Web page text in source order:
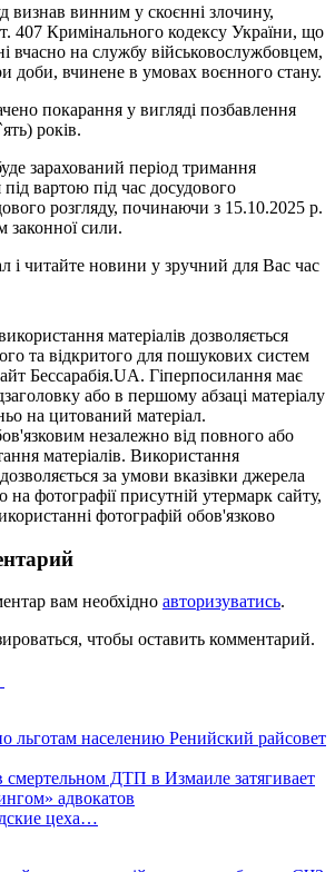
визнав винним у скоєнні злочину,
407 Кримінального кодексу України, що
вчасно на службу військовослужбовцем,
доби, вчинене в умовах воєнного стану.
покарання у вигляді позбавлення
років.
зарахований період тримання
вартою під час досудового
розгляду, починаючи з 15.10.2025 р.
законної сили.
і читайте новини у зручний для Вас час
матеріалів дозволяється
та відкритого для пошукових систем
Бессарабія.UA. Гіперпосилання має
або в першому абзаці матеріалу
на цитований матеріал.
незалежно від повного або
матеріалів. Використання
за умови вказівки джерела
фотографії присутній утермарк сайту,
фотографій обов'язково
вам необхідно авторизуватись.
чтобы оставить комментарий.
льготам населению Ренийский райсовет
ДТП в Измаиле затягивает
адвокатов
цеха…